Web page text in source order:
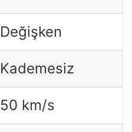
Değişken
Kademesiz
50 km/s